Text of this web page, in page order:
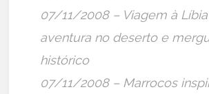
07/11/2008 – Viagem à
aventura no deserto e
histórico
07/11/2008 – Marrocos